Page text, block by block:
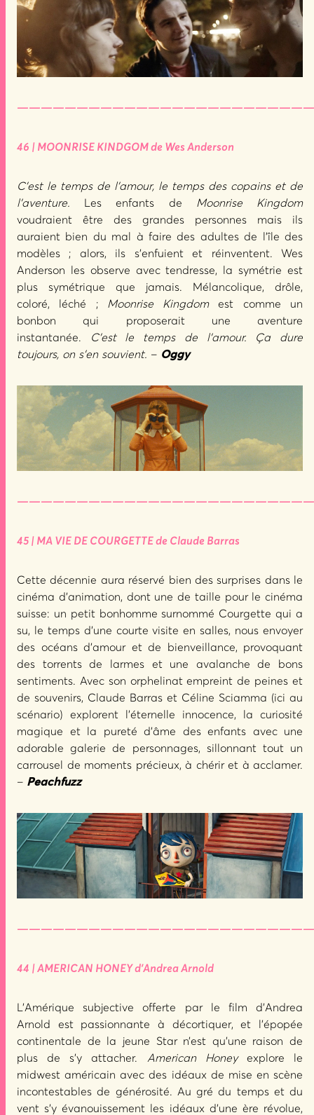
46 | MOONRISE KINDGOM de Wes Anderson
C’est le temps de l’amour, le temps des copains et de
l’aventure.
Les enfants de Moonrise Kingdom
voudraient être des grandes personnes mais ils
auraient bien du mal à faire des adultes de l’île des
modèles ; alors, ils s’enfuient et réinventent. Wes
Anderson les observe avec tendresse, la symétrie est
plus symétrique que jamais. Mélancolique, drôle,
coloré, léché ; Moonrise Kingdomest comme un
bonbon qui proposerait une aventure
instantanée.
C’est le temps de l’amour. Ça dure
toujours, on s’en souvient. – Oggy
45 | MA VIE DE COURGETTE de Claude Barras
Cette décennie aura réservé bien des surprises dans le
cinéma d’animation, dont une de taille pour le cinéma
suisse: un petit bonhomme surnommé Courgette qui a
su, le temps d’une courte visite en salles, nous envoyer
des océans d’amour et de bienveillance, provoquant
des torrents de larmes et une avalanche de bons
sentiments. Avec son orphelinat empreint de peines et
de souvenirs, Claude Barras et Céline Sciamma (ici au
scénario) explorent l’éternelle innocence, la curiosité
magique et la pureté d’âme des enfants avec une
adorable galerie de personnages, sillonnant tout un
carrousel de moments précieux, à chérir et à acclamer.
– Peachfuzz
44 | AMERICAN HONEY d’Andrea Arnold
L’Amérique subjective offerte par le film d’Andrea
Arnold est passionnante à décortiquer, et l’épopée
continentale de la jeune Star n’est qu’une raison de
plus de s’y attacher. American Honeyexplore le
midwest américain avec des idéaux de mise en scène
incontestables de générosité. Au gré du temps et du
vent s’y évanouissement les idéaux d’une ère révolue,